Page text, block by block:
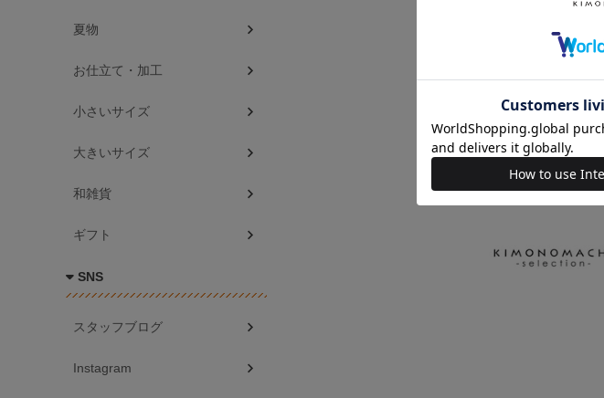
夏物
お仕立て・加工
小さいサイズ
大きいサイズ
和雑貨
ギフト
SNS
スタッフブログ
Instagram